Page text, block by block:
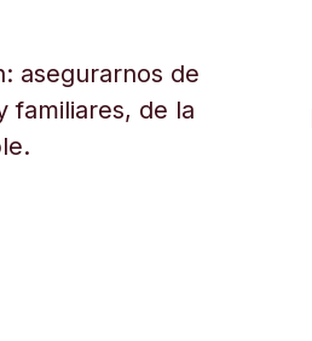
asegurarnos de
familiares, de la